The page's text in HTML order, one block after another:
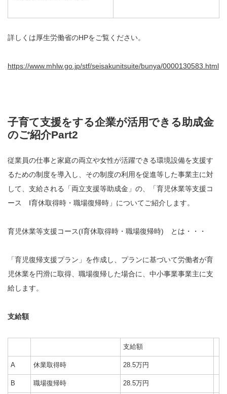
詳しくは厚生労働省のHPをご覧ください。
https://www.mhlw.go.jp/stf/seisakunitsuite/bunya/0000130583.html
子育て支援をする企業が活用できる助成金
のご紹介Part2
従業員の仕事と家庭の両立や女性が活躍できる環境設備を支援す
るための制度を導入し、その制度の利用を促進等した事業主に対
して、支給される「両立支援等助成金」の、「育児休業等支援コ
ース Ⅰ育休取得時・職場復帰時」についてご紹介します。
育児休業等支援コース(Ⅰ育休取得時・職場復帰時) とは・・・
「育児復帰支援プラン」を作成し、プランに基づいて労働者が育
児休業を円滑に取得、職場復帰した場合に、中小事業事業主に支
給します。
支給額
支給額
A 休業取得時 28.5万円
B 職場復帰時 28.5万円